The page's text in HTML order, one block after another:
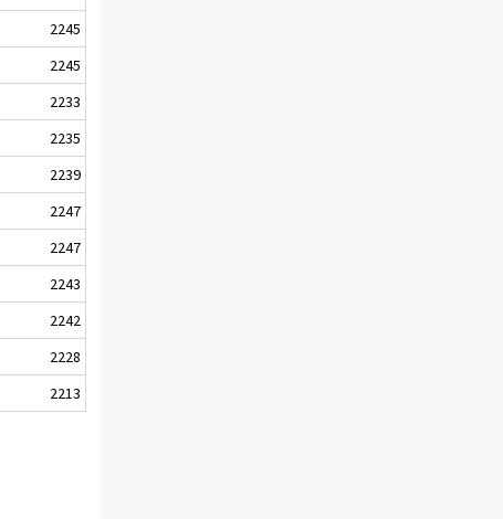
2245
2245
2233
2235
2239
2247
2247
2243
2242
2228
2213